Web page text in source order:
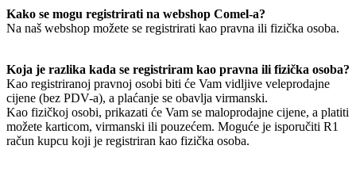
Kako se mogu registrirati na webshop Comel-a?
Na naš webshop možete se registrirati kao pravna ili fizička osoba.
Koja je razlika kada se registriram kao pravna ili fizička osoba?
Kao registriranoj pravnoj osobi biti će Vam vidljive veleprodajne
cijene (bez PDV-a), a plaćanje se obavlja virmanski.
Kao fizičkoj osobi, prikazati će Vam se maloprodajne cijene, a platiti
možete karticom, virmanski ili pouzećem. Moguće je isporučiti R1
račun kupcu koji je registriran kao fizička osoba.